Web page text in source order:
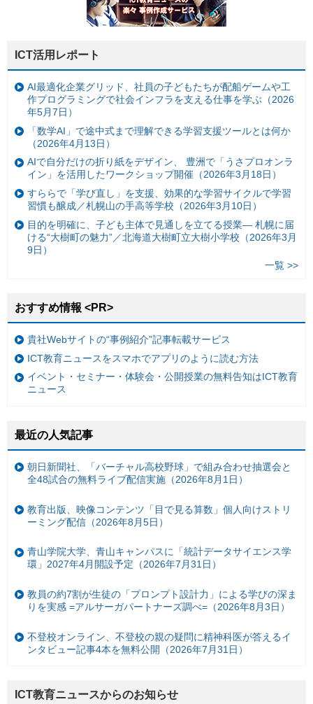
ICT活用レポート
AI最適化企業グリッド、社員の子どもたちが配船ゲームや工
作プログラミングで社会インフラを支える仕事を学ぶ（2026
年5月7日）
「数学AI」で途中式まで理解できる学習支援ツールとは何か
（2026年4月13日）
AIで自分だけの折り紙をデザイン、 豊洲で「うさプロオンラ
イン」を活用したワークショップ開催（2026年3月18日）
すららで「学び直し」を支援、効果的な学習サイクルで学習
習慣も醸成／札幌山の手高等学校（2026年3月10日）
目的を明確に、子ども主体で見通しを立てる授業— 札幌に届
ける“大樹町の魅力”／北海道大樹町立大樹小学校（2026年3月
9日）
一覧 >>
おすすめ情報 <PR>
貴社Webサイトの“事例紹介”記事転載サービス
ICT教育ニュースをスマホでアプリのように読む方法
イベント・セミナー・体験会・公開授業の無料告知はICT教育
ニュース
最近の人気記事
朝日新聞社、「バーチャル高校野球」で組み合わせ抽選会と
全48試合の無料ライブ配信実施（2026年8月1日）
教育出版、映像コンテンツ「目で見る算数」個人向けストリ
ーミング配信（2026年8月5日）
青山学院大学、青山キャンパスに「統計データサイエンス学
環」2027年4月開設予定（2026年7月31日）
教員の約7割が生徒の「プロンプト設計力」による学びの深ま
りを実感 =アルサーガパートナーズ調べ=（2026年8月3日）
不登校オンライン、不登校の親の疑問に精神科医が答えるイ
ンタビュー記事4本を無料公開（2026年7月31日）
ICT教育ニュースからのお知らせ